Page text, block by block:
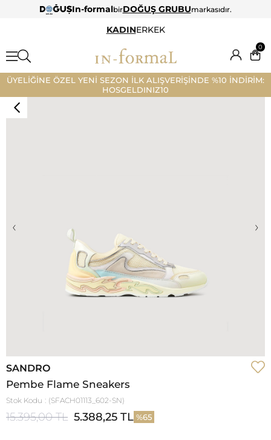
In-formalbirDOĞUŞ GRUBUmarkasıdır.
KADINERKEK
0
ÜYELİĞİNE ÖZEL YENİ SEZON İLK ALIŞVERİŞİNDE %10 İNDİRİM:
HOSGELDINIZ10
‹ ›
SANDRO
Pembe Flame Sneakers
Stok Kodu (SFACH01113_602-SN)
15.395,00 TL 5.388,25 TL 65